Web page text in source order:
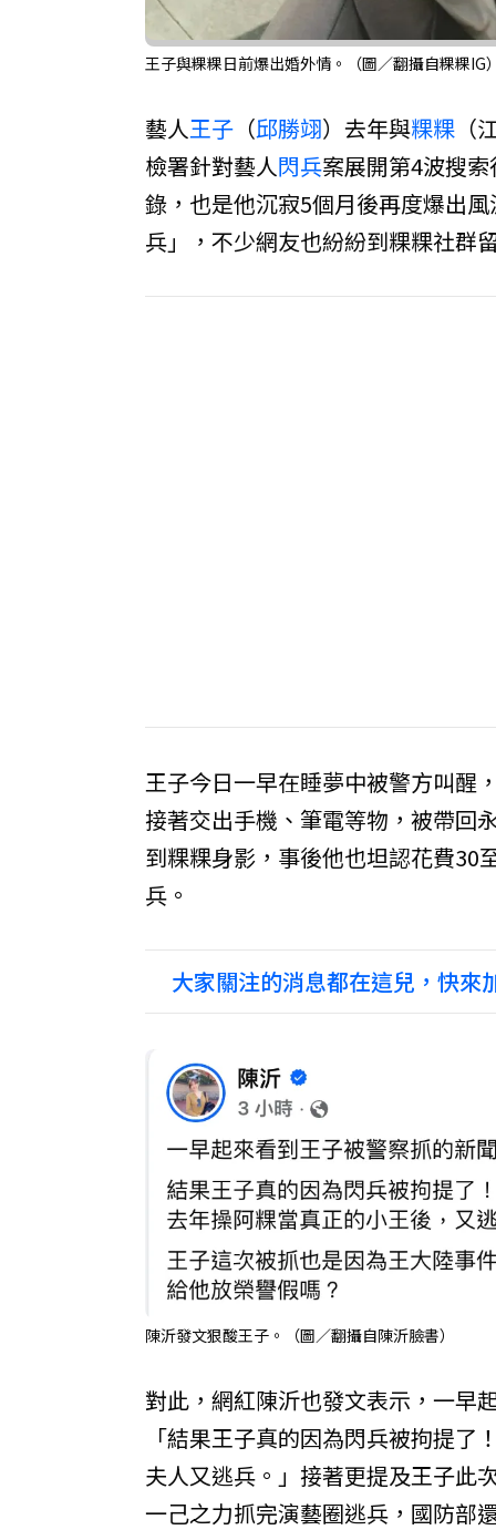
王子與粿粿日前爆出婚外情。（圖／翻攝自粿粿IG）
藝人王子 （邱勝翊）去年與粿粿 （
檢署針對藝人閃兵案展開第4波搜
錄，也是他沉寂5個月後再度爆出
兵」，不少網友也紛紛到粿粿社群
王子今日一早在睡夢中被警方叫醒
接著交出手機、筆電等物，被帶回
到粿粿身影，事後他也坦認花費30
兵。
大家關注的消息都在這兒，快來
陳沂發文狠酸王子。（圖／翻攝自陳沂臉書）
對此，網紅陳沂也發文表示，一早
「結果王子真的因為閃兵被拘提
夫人又逃兵。」接著更提及王子此
一己之力抓完演藝圈逃兵，國防部